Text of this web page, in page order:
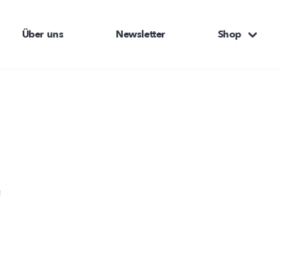
Über uns Newsletter Shop